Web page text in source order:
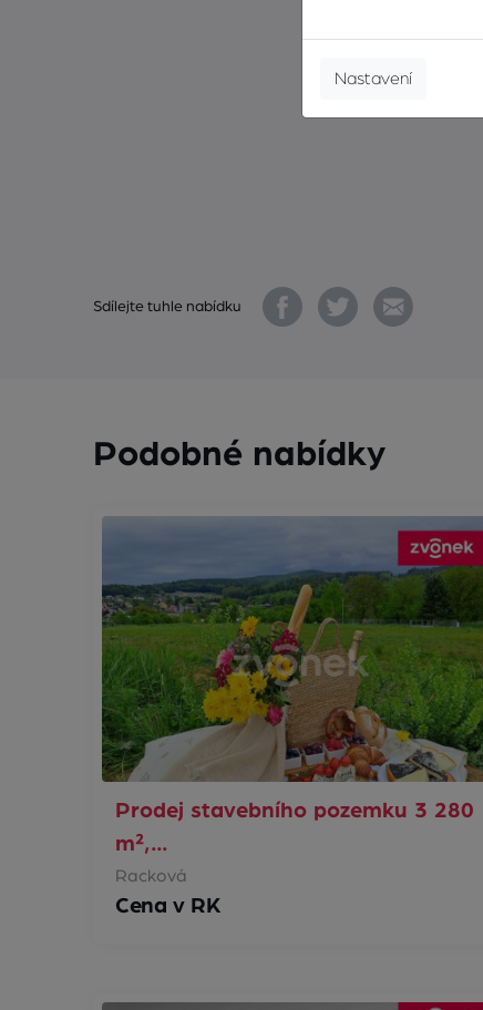
Sdílejte tuhle nabídku
Podobné nabídky
Prodej stavebního pozemku 3 280
m²,…
Racková
Cena v RK
Nastavení